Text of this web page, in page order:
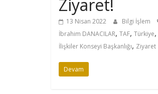
Ziyaret!
13 Nisan 2022 Bilgi İşlem
İbrahim DANACILAR, TAF, Türkiye,
İlişkiler Konseyi Başkanlığı, Ziyaret
Devam